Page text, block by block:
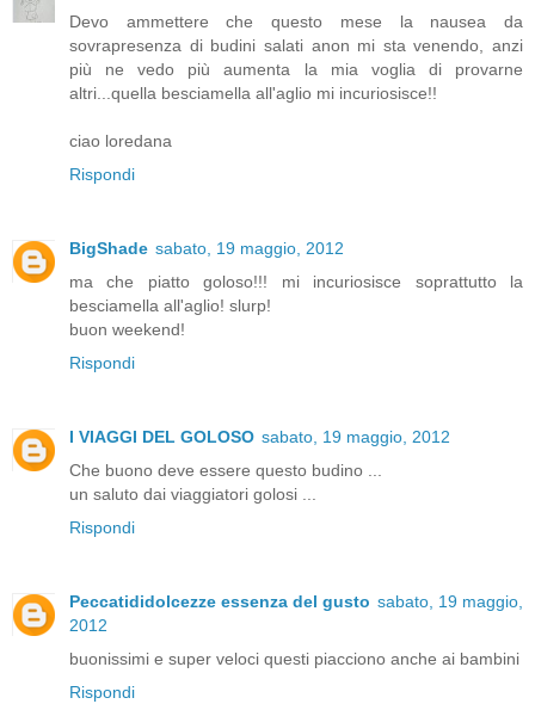
Devo ammettere che questo mese la nausea da
sovrapresenza di budini salati anon mi sta venendo, anzi
più ne vedo più aumenta la mia voglia di provarne
altri...quella besciamella all'aglio mi incuriosisce!!
ciao loredana
Rispondi
BigShade sabato, 19 maggio, 2012
ma che piatto goloso!!! mi incuriosisce soprattutto la
besciamella all'aglio! slurp!
buon weekend!
Rispondi
I VIAGGI DEL GOLOSO sabato, 19 maggio, 2012
Che buono deve essere questo budino ...
un saluto dai viaggiatori golosi ...
Rispondi
Peccatididolcezze essenza del gusto sabato, 19 maggio,
2012
buonissimi e super veloci questi piacciono anche ai bambini
Rispondi